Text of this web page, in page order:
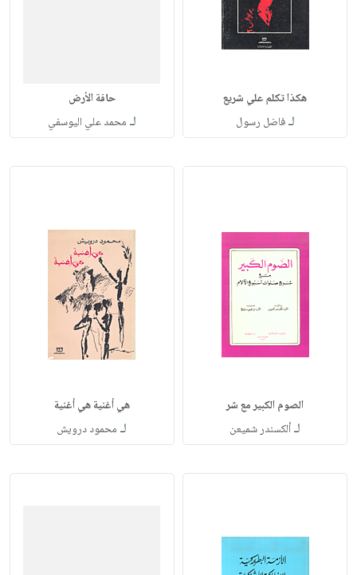
هكذا تكلم علي شريع
لـفاضل رسول
حافة الأرض
لـ محمد علي اليوسفي
الصوم الكبير مع شر
لـألكسندر شميعن
هي أغنية هي أغنية
لـ محمود درويش